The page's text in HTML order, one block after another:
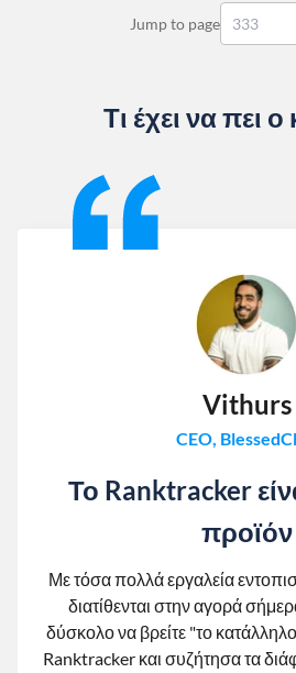
Jump to page
Τι έχει να πει
Vithurs
CEO,
Το Ranktracker
προϊόν
Με τόσα πολλά εργαλεία
διατίθενται στην αγορά
δύσκολο να βρείτε "το
Ranktracker και συζήτησα τα